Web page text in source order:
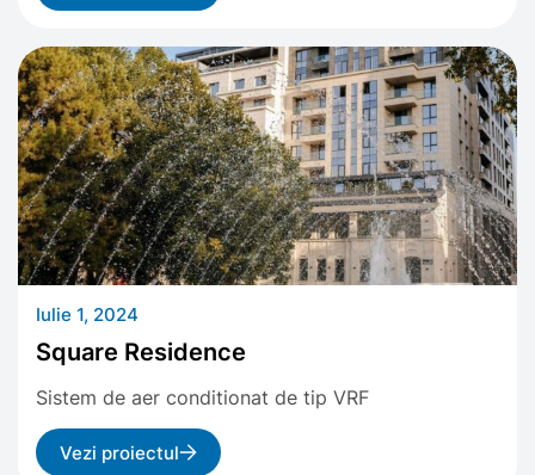
Iulie 1, 2024
Square Residence
Sistem de aer conditionat de tip VRF
Vezi proiectul